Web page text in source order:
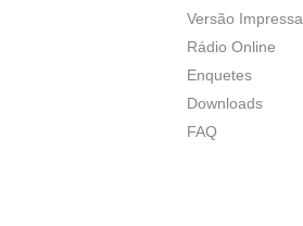
Versão Impressa
Rádio Online
Enquetes
Downloads
FAQ